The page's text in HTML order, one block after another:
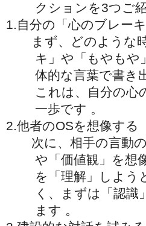
クションを3つご
1.自分の「心のブレー
まず、どのような時
キ」や「もやもや
体的な言葉で書き
これは、自分の心
一歩です 。
2.他者のOSを想像する
次に、相手の言動の
や「価値観」を想
を「理解」しよう
く、まずは「認識
ます 。